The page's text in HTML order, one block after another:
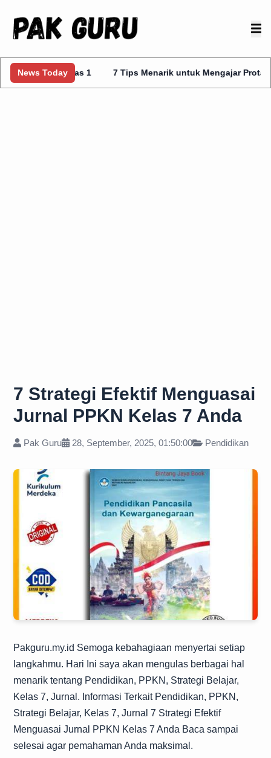
News Today
Kelas 1 7 Tips Menarik untuk Mengajar Prota Kurmer
7 Strategi Efektif Menguasai
Jurnal PPKN Kelas 7 Anda
Pak Guru 28, September, 2025, 01:50:00 Pendidikan
Pakguru.my.id Semoga kebahagiaan menyertai setiap
langkahmu. Hari Ini saya akan mengulas berbagai hal
menarik tentang Pendidikan, PPKN, Strategi Belajar,
Kelas 7, Jurnal. Informasi Terkait Pendidikan, PPKN,
Strategi Belajar, Kelas 7, Jurnal 7 Strategi Efektif
Menguasai Jurnal PPKN Kelas 7 Anda Baca sampai
selesai agar pemahaman Anda maksimal.